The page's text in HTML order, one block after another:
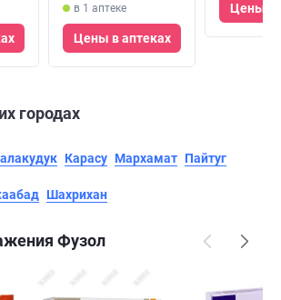
в 1 аптеке
Цены в аптеках
Цены в
городах
Карасу Мархамат Пайтуг
Шахрихан
Фузол